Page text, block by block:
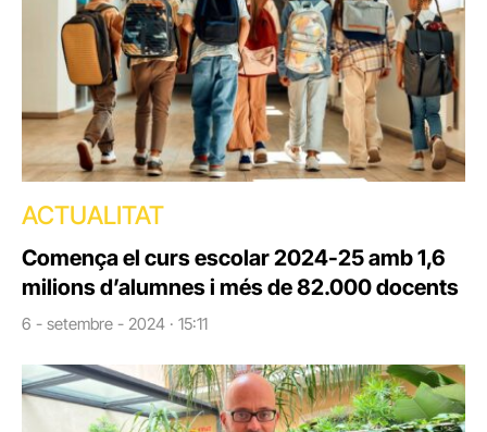
ACTUALITAT
Comença el curs escolar 2024-25 amb 1,6
milions d’alumnes i més de 82.000 docents
6 - setembre - 2024 · 15:11